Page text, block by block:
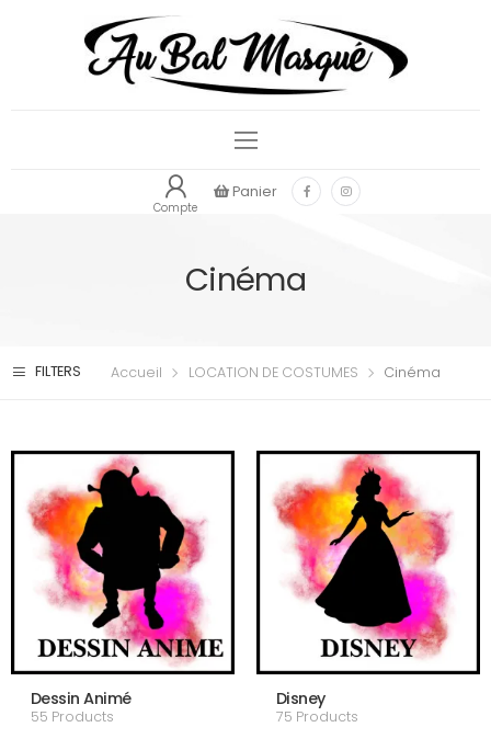
Compte
Panier
Cinéma
FILTERS Accueil LOCATION DE COSTUMES Cinéma
Dessin Animé
55 Products
Disney
75 Products